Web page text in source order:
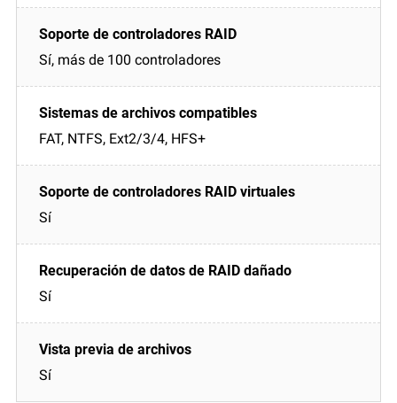
Sí, más de 100 controladores
FAT, NTFS, Ext2/3/4, HFS+
Sí
Sí
Sí